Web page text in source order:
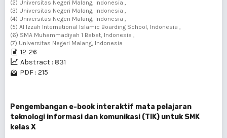
(2) Universitas Negeri Malang, Indonesia ,
(3) Universitas Negeri Malang, Indonesia ,
(4) Universitas Negeri Malang, Indonesia ,
(5) Al Izzah International Islamic Boarding School, Indonesia ,
(6) SMA Muhammadiyah 1 Babat, Indonesia ,
(7) Universitas Negeri Malang, Indonesia
12-26
Abstract : 831
PDF : 215
Pengembangan e-book interaktif mata pelajaran
teknologi informasi dan komunikasi (TIK) untuk SMK
kelas X